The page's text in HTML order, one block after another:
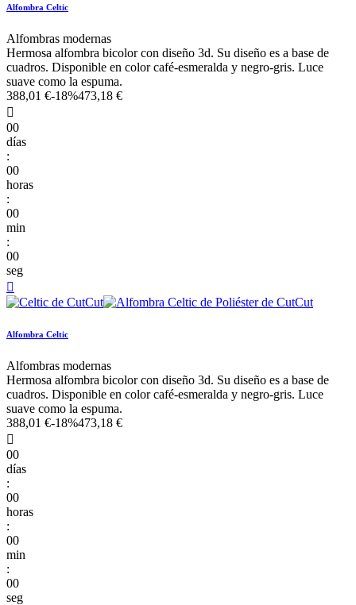
Alfombra Celtic
Alfombras modernas
Hermosa alfombra bicolor con diseño 3d. Su diseño es a base de
cuadros. Disponible en color café-esmeralda y negro-gris. Luce
suave como la espuma.
388,01 €-18%473,18 €

00
días
:
00
horas
:
00
min
:
00
seg

Alfombra Celtic
Alfombras modernas
Hermosa alfombra bicolor con diseño 3d. Su diseño es a base de
cuadros. Disponible en color café-esmeralda y negro-gris. Luce
suave como la espuma.
388,01 €-18%473,18 €

00
días
:
00
horas
:
00
min
:
00
seg